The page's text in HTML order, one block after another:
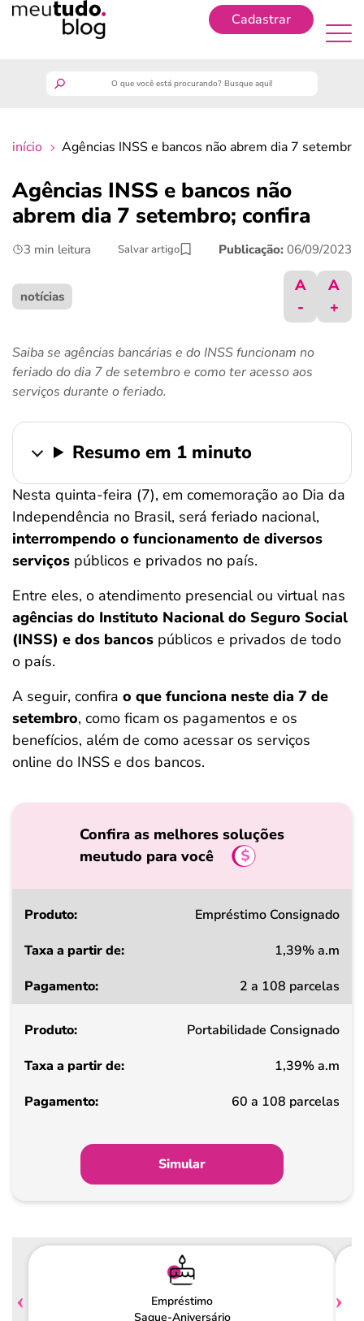
Cadastrar
finanças
benefícios
crédito fácil
ferramentas
início Agências INSS e bancos não abrem dia 7
Agências INSS e bancos não
abrem dia 7 setembro; confira
3 min leitura Salvar artigo Publicação: 06/09/2023
notícias
A
-
A
+
Saiba se agências bancárias e do INSS funcionam no
feriado do dia 7 de setembro e como ter acesso aos
serviços durante o feriado.
Resumo em 1 minuto
Nesta quinta-feira (7), em comemoração ao Dia da
Independência no Brasil, será feriado nacional,
interrompendo o funcionamento de diversos
serviços públicos e privados no país.
Entre eles, o atendimento presencial ou virtual nas
agências do Instituto Nacional do Seguro Social
(INSS) e dos bancos públicos e privados de todo
o país.
A seguir, confira o que funciona neste dia 7 de
setembro, como ficam os pagamentos e os
benefícios, além de como acessar os serviços
online do INSS e dos bancos.
Confira as melhores soluções
meutudo para você
Produto
a
de
Pagamento
Empréstimo Consignado
1,39% a.m
2 a 108 parcelas
Portabilidade Consignado
1,39% a.m
60 a 108 parcelas
Simular
Empréstimo
Saque-Aniversário